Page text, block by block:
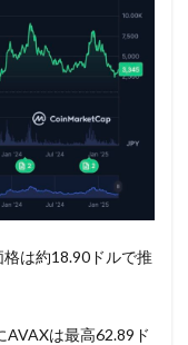
は約18.90ドルで推
は最高62.89ド